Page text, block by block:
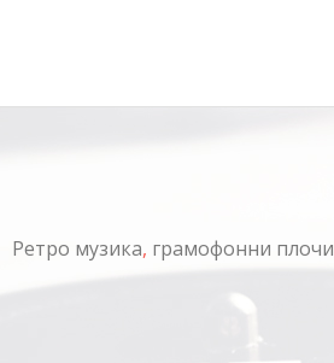
Ретро музика, грамофонни плочи